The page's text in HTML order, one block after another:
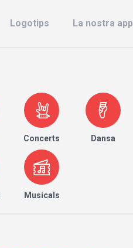
Logotips La nostra app
Concerts Dansa
Musicals